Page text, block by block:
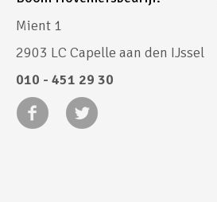
Mient 1
2903 LC Capelle aan den IJssel
010 - 451 29 30